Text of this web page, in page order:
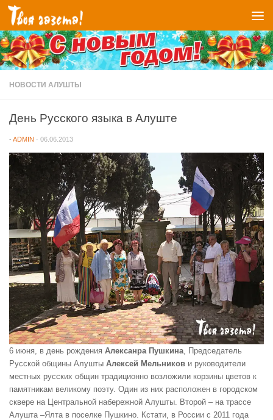
Перейти к содержимому
НОВОСТИ АЛУШТЫ
День Русского языка в Алуште
- ADMIN · 06.06.2013
6 июня, в день рождения Алексанра Пушкина , Председатель
Русской общины Алушты Алексей Мельников и руководители
местных русских общин традиционно возложили корзины цветов к
памятникам великому поэту. Один из них расположен в городском
сквере на Центральной набережной Алушты. Второй – на трассе
Алушта –Ялта в поселке Пушкино. Кстати, в России с 2011 года